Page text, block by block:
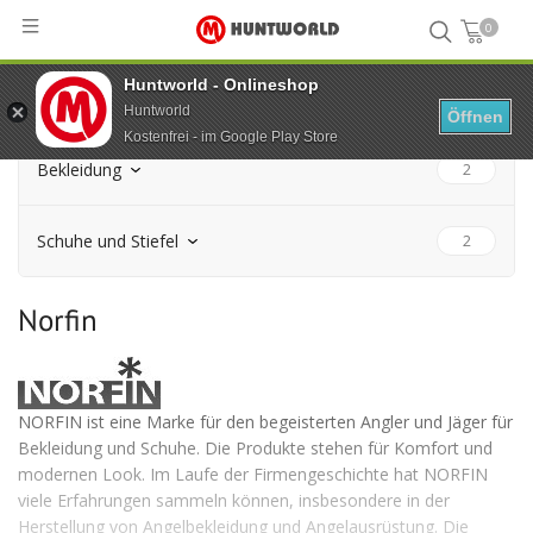
0
Hauptseite ... Norfin
Bekleidung 2
Jacken 1
Schuhe und Stiefel 2
Socken
Norfin
NORFIN ist eine Marke für den begeisterten Angler und Jäger für
Bekleidung und Schuhe. Die Produkte stehen für Komfort und
modernen Look. Im Laufe der Firmengeschichte hat NORFIN
viele Erfahrungen sammeln können, insbesondere in der
Herstellung von Angelbekleidung und Angelausrüstung. Die
Huntworld - Onlineshop
Huntworld
Kostenfrei - im Google Play Store
Öffnen